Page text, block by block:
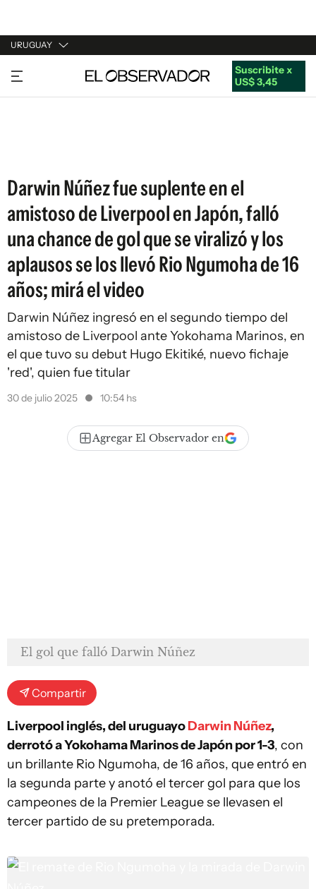
URUGUAY
URUGUAY
ARGENTINA
Suscribite x
US$ 3,45
Darwin Núñez fue suplente en el
amistoso de Liverpool en Japón, falló
una chance de gol que se viralizó y los
aplausos se los llevó Rio Ngumoha de 16
años; mirá el video
Darwin Núñez ingresó en el segundo tiempo del
amistoso de Liverpool ante Yokohama Marinos, en
el que tuvo su debut Hugo Ekitiké, nuevo fichaje
'red', quien fue titular
30 de julio 2025 10:54 hs
Agregar El Observador en
El gol que falló Darwin Núñez
Compartir
Liverpool inglés, del uruguayoDarwin Núñez,
derrotó a Yokohama Marinos de Japón por 1-3, con
un brillante Rio Ngumoha, de 16 años, que entró en
la segunda parte y anotó el tercer gol para que los
campeones de la Premier League se llevasen el
tercer partido de su pretemporada.